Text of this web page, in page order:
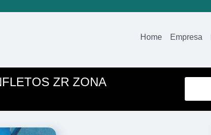
Home Empresa
ZR ZONA